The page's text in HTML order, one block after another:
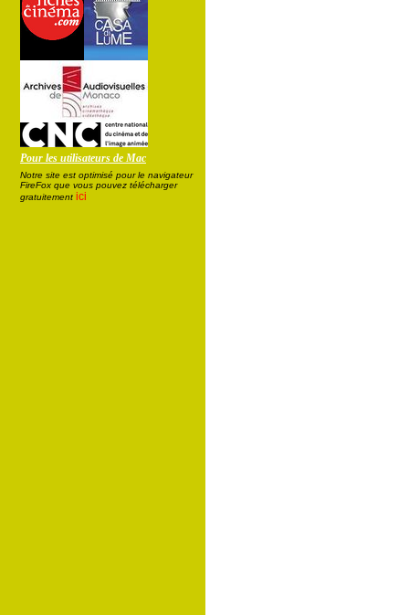
Pour les utilisateurs de Mac
Notre site est optimisé pour le navigateur
FireFox que vous pouvez télécharger
gratuitement ici